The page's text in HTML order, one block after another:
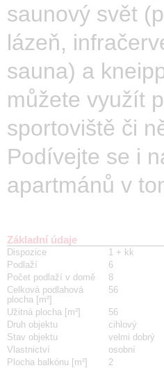
saunový svět
lázeň,
sauna) a
můžete využít
sportoviště či
Podívejte se i
apartmánů v
Základní údaje
Dispozice
1 + kk
Podlaží
6
Počet podlaží v domě
8
Celková podlahová
plocha [m²]
56
Užitná plocha [m²]
56
Druh objektu
cihlový
Stav objektu
velmi dobrý
Vlastnictví
osobní
Plocha balkónu [m²]
2